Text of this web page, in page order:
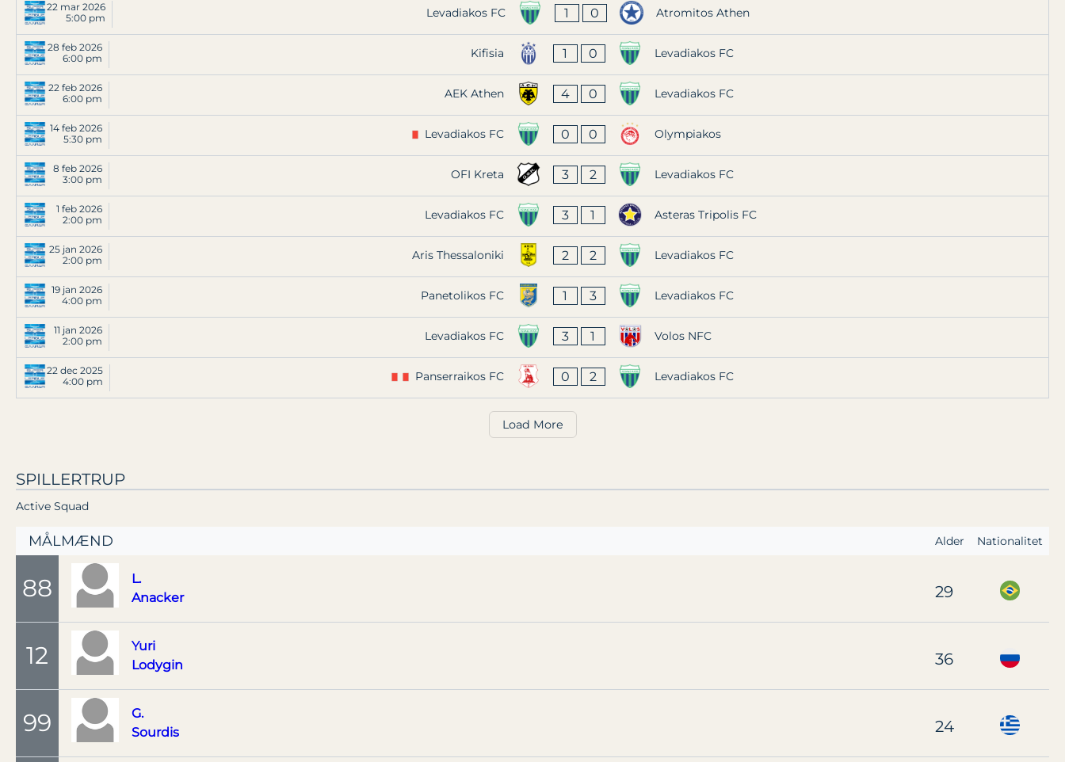
22 mar 2026
5:00 pm
Levadiakos FC 1 0 Atromitos Athen
28 feb 2026
6:00 pm
Kifisia 1 0 Levadiakos FC
22 feb 2026
6:00 pm
AEK Athen 4 0 Levadiakos FC
14 feb 2026
5:30 pm
Levadiakos FC 0 0 Olympiakos
8 feb 2026
3:00 pm
OFI Kreta 3 2 Levadiakos FC
1 feb 2026
2:00 pm
Levadiakos FC 3 1 Asteras Tripolis FC
25 jan 2026
2:00 pm
Aris Thessaloniki 2 2 Levadiakos FC
19 jan 2026
4:00 pm
Panetolikos FC 1 3 Levadiakos FC
11 jan 2026
2:00 pm
Levadiakos FC 3 1 Volos NFC
22 dec 2025
4:00 pm
Panserraikos FC 0 2 Levadiakos FC
Load More
SPILLERTRUP
Active Squad
MÅLMÆND Alder Nationalitet
88
L.
Anacker
29
12
Yuri
Lodygin
36
99
G.
Sourdis
24